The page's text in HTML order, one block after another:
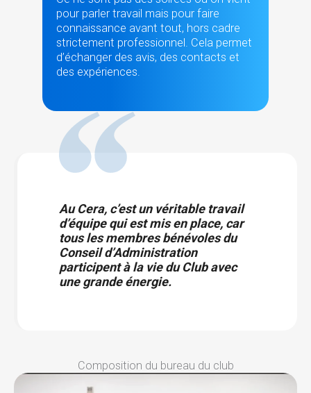
pour parler travail mais pour faire
connaissance avant tout, hors cadre
strictement professionnel. Cela permet
d’échanger des avis, des contacts et
des expériences.
Au Cera, c’est un véritable travail
d’équipe qui est mis en place, car
tous les membres bénévoles du
Conseil d’Administration
participent à la vie du Club avec
une grande énergie.
Composition du bureau du club